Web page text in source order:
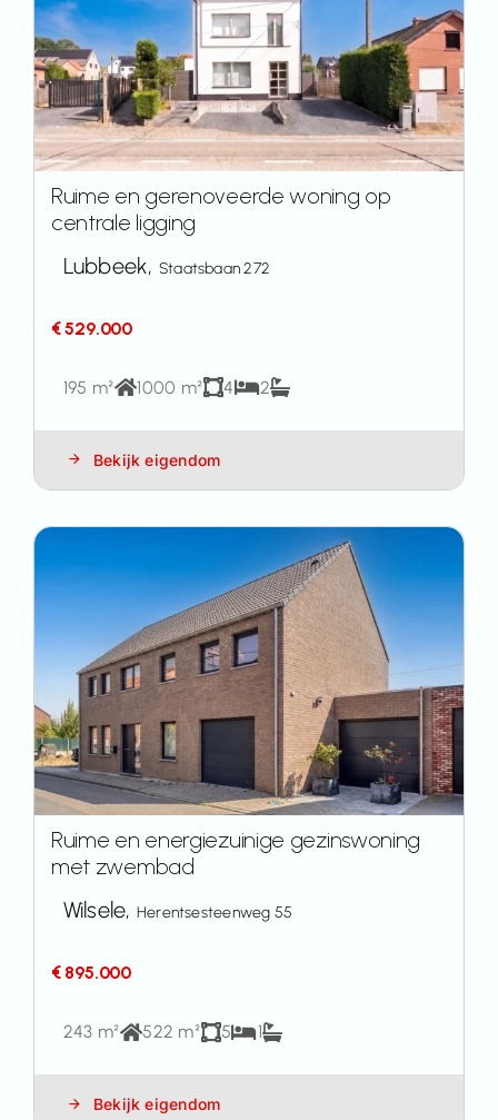
Ruime en gerenoveerde woning op
centrale ligging
Lubbeek, Staatsbaan 272
€ 529.000
195 m² 1000 m² 4 2
Bekijk eigendom
Ruime en energiezuinige gezinswoning
met zwembad
Wilsele, Herentsesteenweg 55
€ 895.000
243 m² 522 m² 5 1
Bekijk eigendom